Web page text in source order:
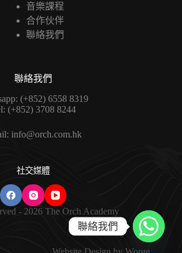
音樂課程
合作伙伴
聯絡我們
聯絡我們
(+852) 6558 8319
(+852) 3708 8244
info@orch.com.hk
社交媒體
- 2026 The Orch Academy
聯絡我們